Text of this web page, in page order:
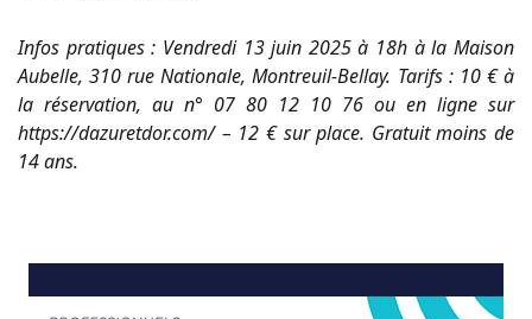
Infos pratiques : Vendredi 13 juin 2025 à 18h à la Maison
Aubelle, 310 rue Nationale, Montreuil-Bellay. Tarifs : 10 € à
la réservation, au n° 07 80 12 10 76 ou en ligne sur
https://dazuretdor.com/ – 12 € sur place. Gratuit moins de
14 ans.